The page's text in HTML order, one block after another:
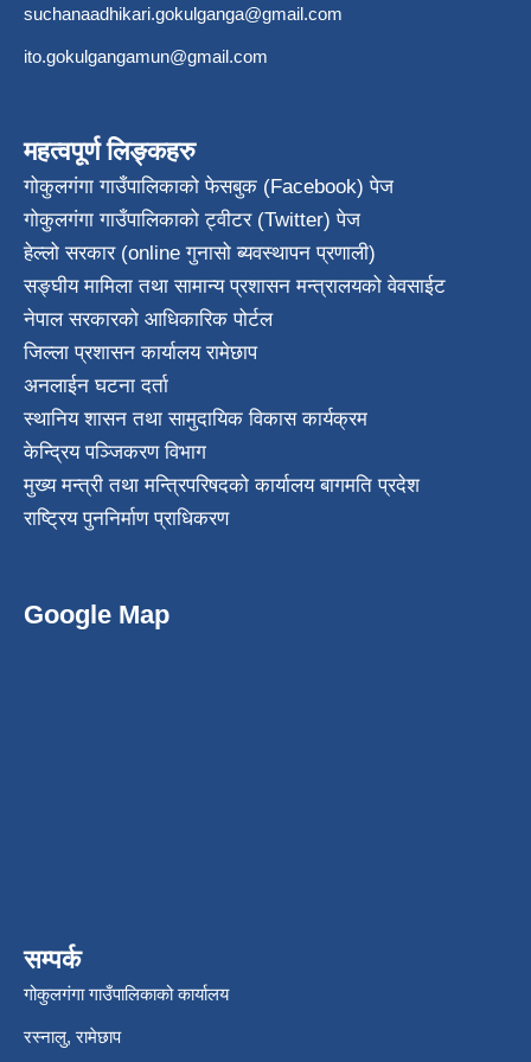
suchanaadhikari.gokulganga@gmail.com
ito.gokulgangamun@gmail.com
महत्वपूर्ण लिङ्कहरु
गोकुलगंगा गाउँपालिकाको फेसबुक (Facebook) पेज
गोकुलगंगा गाउँपालिकाको ट्वीटर (Twitter) पेज
हेल्लो सरकार (online गुनासो ब्यवस्थापन प्रणाली)
सङ्घीय मामिला तथा सामान्य प्रशासन मन्त्रालयको वेवसाईट
नेपाल सरकारको आधिकारिक पोर्टल
जिल्ला प्रशासन कार्यालय रामेछाप
अनलाईन घटना दर्ता
स्थानिय शासन तथा सामुदायिक विकास कार्यक्रम
केन्द्रिय पञ्जिकरण विभाग
मुख्य मन्त्री तथा मन्त्रिपरिषदको कार्यालय बागमति प्रदेश
राष्ट्रिय पुननिर्माण प्राधिकरण
Google Map
सम्पर्क
गोकुलगंगा गाउँपालिकाको कार्यालय
रस्नालु, रामेछाप